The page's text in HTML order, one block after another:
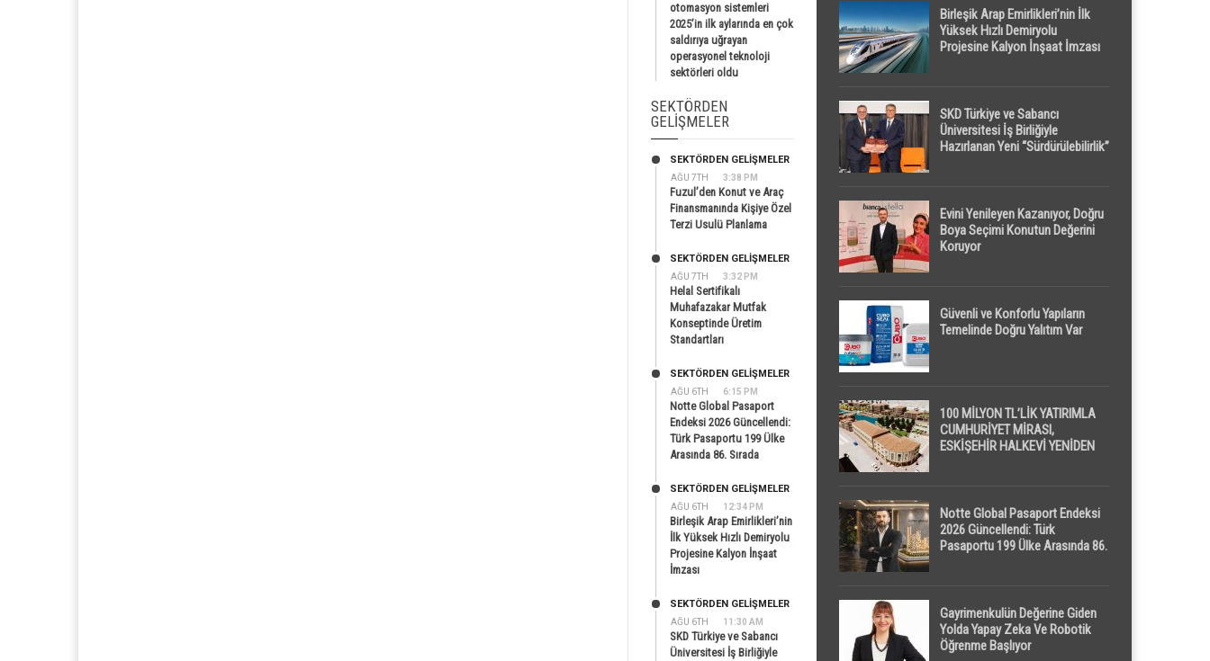
otomasyon sistemleri
2025’in ilk aylarında en çok
saldırıya uğrayan
operasyonel teknoloji
sektörleri oldu
SEKTÖRDEN
GELIŞMELER
AĞU 7TH 3:38 PM
SEKTÖRDEN GELIŞMELER
Fuzul’den Konut ve Araç
Finansmanında Kişiye Özel
Terzi Usulü Planlama
AĞU 7TH 3:32 PM
SEKTÖRDEN GELIŞMELER
Helal Sertifikalı
Muhafazakar Mutfak
Konseptinde Üretim
Standartları
AĞU 6TH 6:15 PM
SEKTÖRDEN GELIŞMELER
Notte Global Pasaport
Endeksi 2026 Güncellendi:
Türk Pasaportu 199 Ülke
Arasında 86. Sırada
AĞU 6TH 12:34 PM
SEKTÖRDEN GELIŞMELER
Birleşik Arap Emirlikleri’nin
İlk Yüksek Hızlı Demiryolu
Projesine Kalyon İnşaat
İmzası
AĞU 6TH 11:30 AM
SEKTÖRDEN GELIŞMELER
SKD Türkiye ve Sabancı
Üniversitesi İş Birliğiyle
Birleşik Arap Emirlikleri’nin İlk
Yüksek Hızlı Demiryolu
Projesine Kalyon İnşaat İmzası
SKD Türkiye ve Sabancı
Üniversitesi İş Birliğiyle
Hazırlanan Yeni “Sürdürülebilirlik”
Evini Yenileyen Kazanıyor, Doğru
Boya Seçimi Konutun Değerini
Koruyor
Güvenli ve Konforlu Yapıların
Temelinde Doğru Yalıtım Var
100 MİLYON TL’LİK YATIRIMLA
CUMHURİYET MİRASI,
ESKİŞEHİR HALKEVİ YENİDEN
Notte Global Pasaport Endeksi
2026 Güncellendi: Türk
Pasaportu 199 Ülke Arasında 86.
Gayrimenkulün Değerine Giden
Yolda Yapay Zeka Ve Robotik
Öğrenme Başlıyor